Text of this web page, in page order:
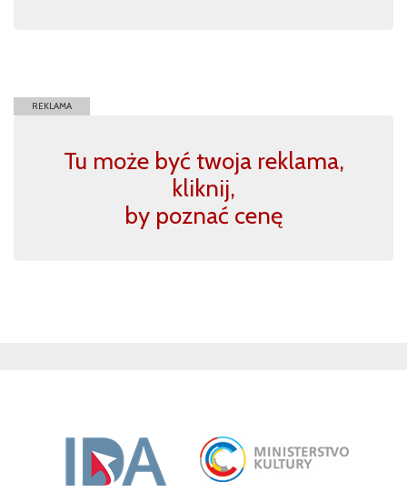
REKLAMA
Tu może być twoja reklama,
kliknij,
by poznać cenę